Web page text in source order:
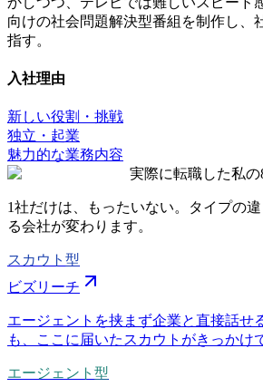
向けの社会問題解決型番組を制作し、
指す。
入社理由
新しい役割・挑戦
独立・起業
魅力的な業務内容
実際に転職した私の
1社だけは、もったいない。タイプの違
る会社が変わります。
スカウト型
ビズリーチ
エージェントを挟まず企業と直接話せ
も、ここに届いたスカウトがきっかけ
エージェント型